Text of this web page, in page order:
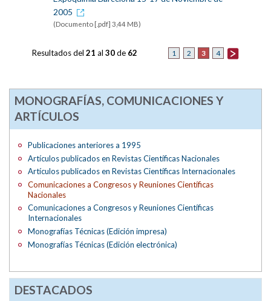
2005
(Documento [.pdf] 3,44 MB)
1 2 3 4
Resultados del21 al30de 62
MONOGRAFÍAS, COMUNICACIONES Y
ARTÍCULOS
Publicaciones anteriores a 1995
Artículos publicados en Revistas Científicas Nacionales
Artículos publicados en Revistas Científicas Internacionales
Comunicaciones a Congresos y Reuniones Científicas
Nacionales
Comunicaciones a Congresos y Reuniones Científicas
Internacionales
Monografías Técnicas (Edición impresa)
Monografías Técnicas (Edición electrónica)
DESTACADOS